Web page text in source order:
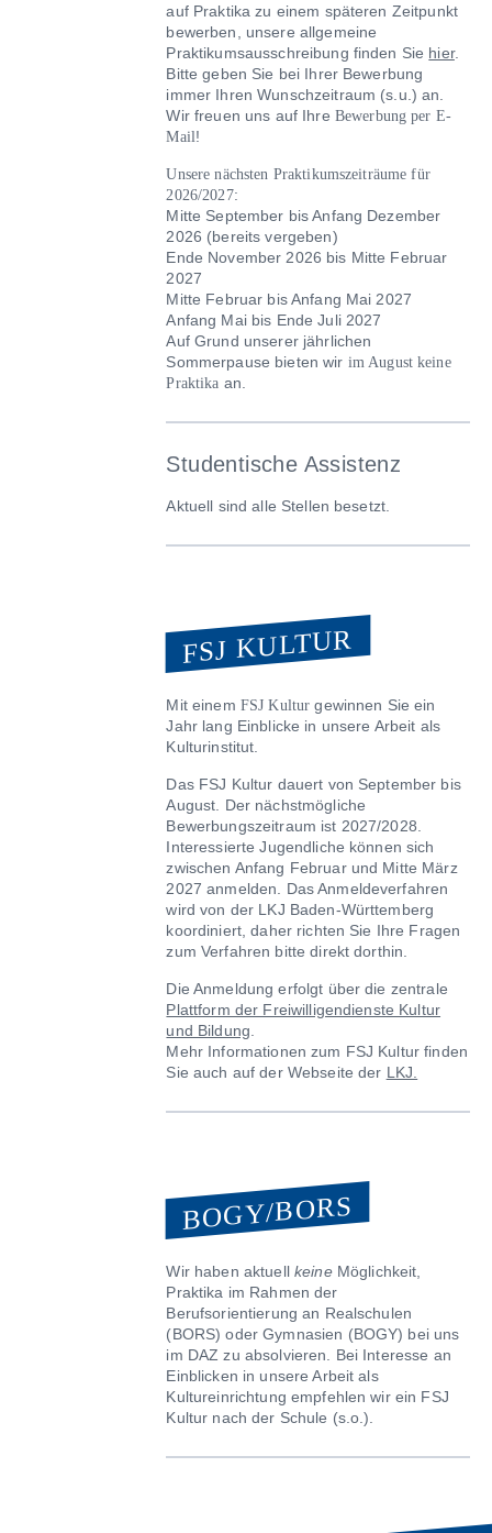
auf Praktika zu einem späteren Zeitpunkt
bewerben, unsere allgemeine
Praktikumsausschreibung finden Sie hier.
Bitte geben Sie bei Ihrer Bewerbung
immer Ihren Wunschzeitraum (s.u.) an.
Wir freuen uns auf Ihre Bewerbung per E-
Mail!
Unsere nächsten Praktikumszeiträume für
2026/2027:
Mitte September bis Anfang Dezember
2026 (bereits vergeben)
Ende November 2026 bis Mitte Februar
2027
Mitte Februar bis Anfang Mai 2027
Anfang Mai bis Ende Juli 2027
Auf Grund unserer jährlichen
Sommerpause bieten wir im August keine
Praktika an.
Studentische Assistenz
Aktuell sind alle Stellen besetzt.
FSJ KULTUR
Mit einem FSJ Kultur gewinnen Sie ein
Jahr lang Einblicke in unsere Arbeit als
Kulturinstitut.
Das FSJ Kultur dauert von September bis
August. Der nächstmögliche
Bewerbungszeitraum ist 2027/2028.
Interessierte Jugendliche können sich
zwischen Anfang Februar und Mitte März
2027 anmelden. Das Anmeldeverfahren
wird von der LKJ Baden-Württemberg
koordiniert, daher richten Sie Ihre Fragen
zum Verfahren bitte direkt dorthin.
Die Anmeldung erfolgt über die zentrale
Plattform der Freiwilligendienste Kultur
und Bildung.
Mehr Informationen zum FSJ Kultur finden
Sie auch auf der Webseite der LKJ.
BOGY/BORS
Wir haben aktuell keineMöglichkeit,
Praktika im Rahmen der
Berufsorientierung an Realschulen
(BORS) oder Gymnasien (BOGY) bei uns
im DAZ zu absolvieren. Bei Interesse an
Einblicken in unsere Arbeit als
Kultureinrichtung empfehlen wir ein FSJ
Kultur nach der Schule (s.o.).